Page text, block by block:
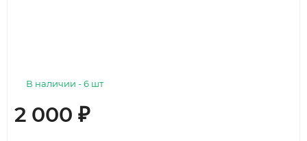
В наличии - 6 шт
2 000 ₽